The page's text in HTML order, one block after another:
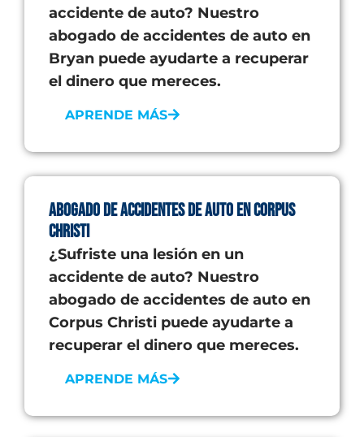
accidente de auto? Nuestro
abogado de accidentes de auto en
Bryan puede ayudarte a recuperar
el dinero que mereces.
APRENDE MÁS
Abogado de Accidentes de Auto en Corpus
Christi
¿Sufriste una lesión en un
accidente de auto? Nuestro
abogado de accidentes de auto en
Corpus Christi puede ayudarte a
recuperar el dinero que mereces.
APRENDE MÁS